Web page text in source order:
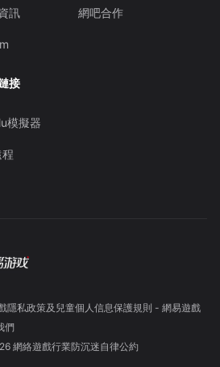
訊 網吧合作
接
模擬器
隱私政策及兒童個人信息保護規則 - 網易遊戲
們
網絡遊戲行業防沉迷自律公約